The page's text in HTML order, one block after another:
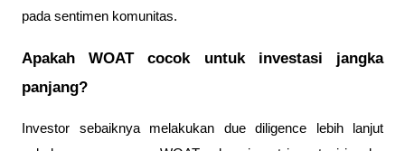
pada sentimen komunitas.
Apakah WOAT cocok untuk investasi jangka
panjang?
Investor sebaiknya melakukan due diligence lebih lanjut